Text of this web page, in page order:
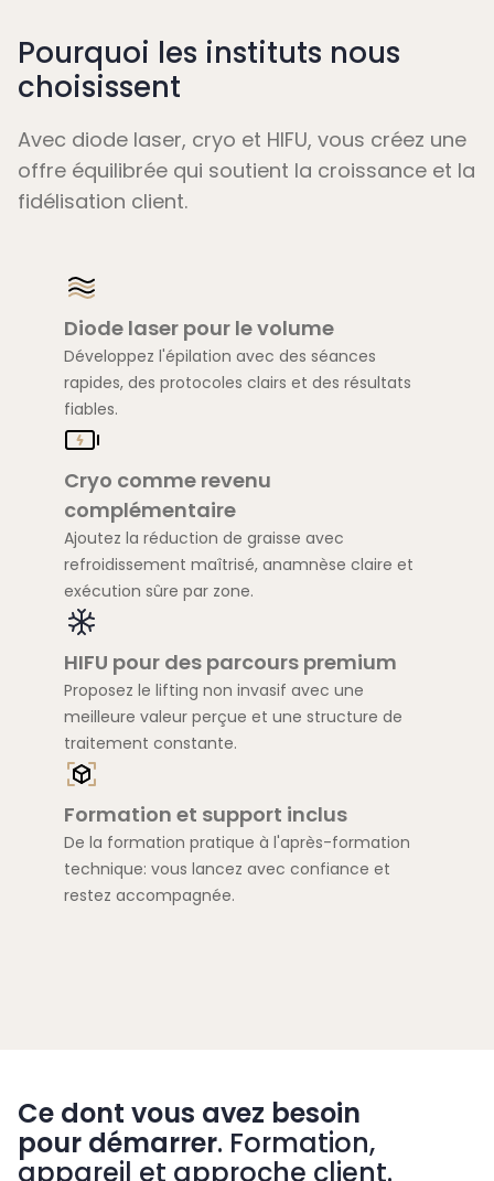
Pourquoi les instituts nous
choisissent
Avec diode laser, cryo et HIFU, vous créez une
offre équilibrée qui soutient la croissance et la
fidélisation client.
Diode laser pour le volume
Développez l'épilation avec des séances
rapides, des protocoles clairs et des résultats
fiables.
Cryo comme revenu
complémentaire
Ajoutez la réduction de graisse avec
refroidissement maîtrisé, anamnèse claire et
exécution sûre par zone.
HIFU pour des parcours premium
Proposez le lifting non invasif avec une
meilleure valeur perçue et une structure de
traitement constante.
Formation et support inclus
De la formation pratique à l'après-formation
technique: vous lancez avec confiance et
restez accompagnée.
Ce dont vous avez besoin
pour démarrer. Formation,
appareil et approche client.